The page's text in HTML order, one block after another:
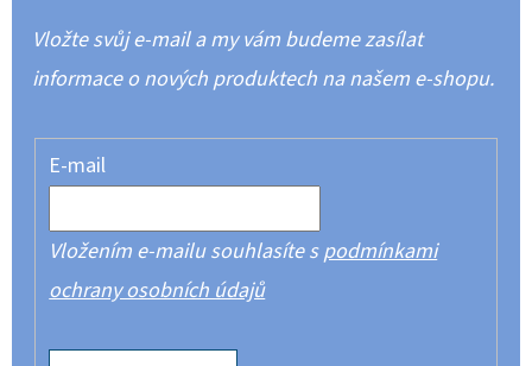
Vložte svůj e-mail a my vám budeme zasílat
informace o nových produktech na našem e-shopu.
E-mail
Vložením e-mailu souhlasíte spodmínkami
ochrany osobních údajů